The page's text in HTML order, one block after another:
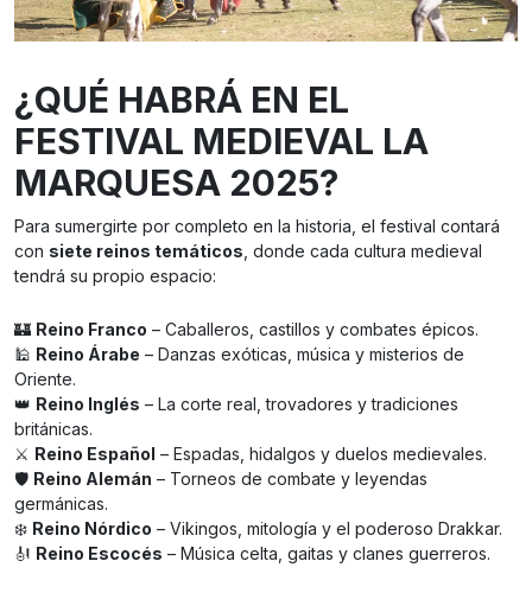
¿QUÉ HABRÁ EN EL
FESTIVAL MEDIEVAL LA
MARQUESA 2025?
Para sumergirte por completo en la historia, el festival contará
con siete reinos temáticos , donde cada cultura medieval
tendrá su propio espacio:
🏰 Reino Franco – Caballeros, castillos y combates épicos.
🕌 Reino Árabe – Danzas exóticas, música y misterios de
Oriente.
👑 Reino Inglés – La corte real, trovadores y tradiciones
británicas.
⚔️ Reino Español – Espadas, hidalgos y duelos medievales.
🛡️ Reino Alemán – Torneos de combate y leyendas
germánicas.
❄️ Reino Nórdico – Vikingos, mitología y el poderoso Drakkar.
🎻 Reino Escocés – Música celta, gaitas y clanes guerreros.